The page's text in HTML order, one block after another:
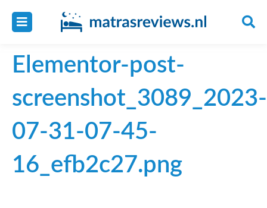
Elementor-post-
screenshot_3089_2023-
07-31-07-45-
16_efb2c27.png